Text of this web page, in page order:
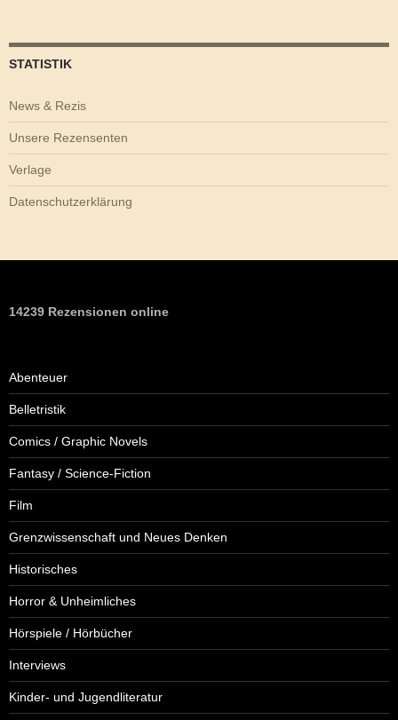
STATISTIK
News & Rezis
Unsere Rezensenten
Verlage
Datenschutzerklärung
14239 Rezensionen online
Abenteuer
Belletristik
Comics / Graphic Novels
Fantasy / Science-Fiction
Film
Grenzwissenschaft und Neues Denken
Historisches
Horror & Unheimliches
Hörspiele / Hörbücher
Interviews
Kinder- und Jugendliteratur